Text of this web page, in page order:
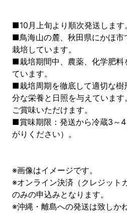
■10月上旬より順次発送します。
■鳥海山の麓、秋田県にかほ市
栽培しています。
■栽培期間中、農薬、化学肥料
ています。
■栽培周期を徹底して適切な樹
分な栄養と日照を与えていま
ご賞味いただけます。
■賞味期限：発送から冷蔵3～
がりください）。
※画像はイメージです。
※オンライン決済（クレジット
のみの申込みとなります。
※沖縄・離島への発送は致しか